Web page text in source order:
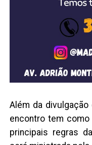
Além da
encontro tem
principais regras